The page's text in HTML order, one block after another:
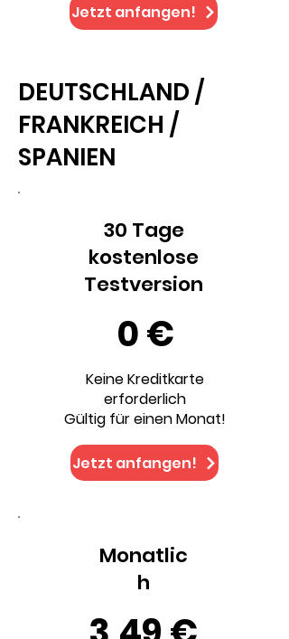
Jetzt anfangen!
DEUTSCHLAND /
FRANKREICH /
SPANIEN
30 Tage
kostenlose
Testversion
0 €
Keine Kreditkarte
erforderlich
Gültig für einen Monat!
Jetzt anfangen!
Monatlic
h